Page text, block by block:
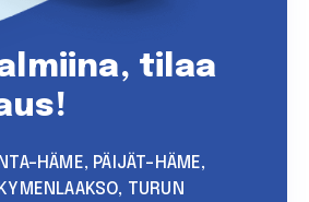
tilaa
HÄME, PÄIJÄT-HÄME,
TURUN